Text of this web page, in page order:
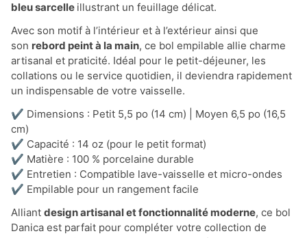
bleu sarcelle illustrant un feuillage délicat.
Avec son motif à l’intérieur et à l’extérieur ainsi que
son rebord peint à la main, ce bol empilable allie charme
artisanal et praticité. Idéal pour le petit-déjeuner, les
collations ou le service quotidien, il deviendra rapidement
un indispensable de votre vaisselle.
✔️ Dimensions : Petit 5,5 po (14 cm) | Moyen 6,5 po (16,5
cm)
✔️ Capacité : 14 oz (pour le petit format)
✔️ Matière : 100 % porcelaine durable
✔️ Entretien : Compatible lave-vaisselle et micro-ondes
✔️ Empilable pour un rangement facile
Alliant design artisanal et fonctionnalité moderne, ce bol
Danica est parfait pour compléter votre collection de